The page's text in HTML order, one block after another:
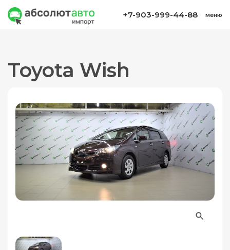
+7-903-999-44-88 меню
Toyota Wish